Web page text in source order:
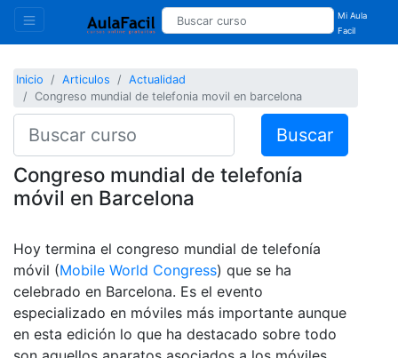
Mi Aula
Facil
Inicio Articulos
Actualidad
Congreso mundial de telefonia movil en barcelona
Buscar
Congreso mundial de telefonía
móvil en Barcelona
Hoy termina el congreso mundial de telefonía
móvil (Mobile World Congress) que se ha
celebrado en Barcelona. Es el evento
especializado en móviles más importante aunque
en esta edición lo que ha destacado sobre todo